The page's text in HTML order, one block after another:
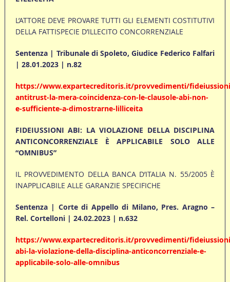
L’ATTORE DEVE PROVARE TUTTI GLI ELEMENTI COSTITUTIVI
DELLA FATTISPECIE D’ILLECITO CONCORRENZIALE
Sentenza | Tribunale di Spoleto, Giudice Federico Falfari
| 28.01.2023 | n.82
https://www.expartecreditoris.it/provvedimenti/
antitrust-la-mera-coincidenza-con-le-clausole-abi-non-
e-sufficiente-a-dimostrarne-lilliceita
FIDEIUSSIONI ABI: LA VIOLAZIONE DELLA DISCIPLINA
ANTICONCORRENZIALE È APPLICABILE SOLO ALLE
“OMNIBUS”
IL PROVVEDIMENTO DELLA BANCA D’ITALIA N. 55/2005 È
INAPPLICABILE ALLE GARANZIE SPECIFICHE
Sentenza | Corte di Appello di Milano, Pres. Aragno –
Rel. Cortelloni | 24.02.2023 | n.632
https://www.expartecreditoris.it/provvedimenti/
abi-la-violazione-della-disciplina-anticoncorrenziale-e-
applicabile-solo-alle-omnibus